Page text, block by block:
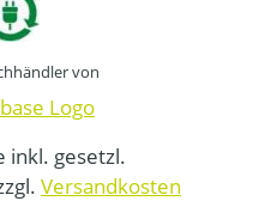
von
inkl. gesetzl.
Versandkosten